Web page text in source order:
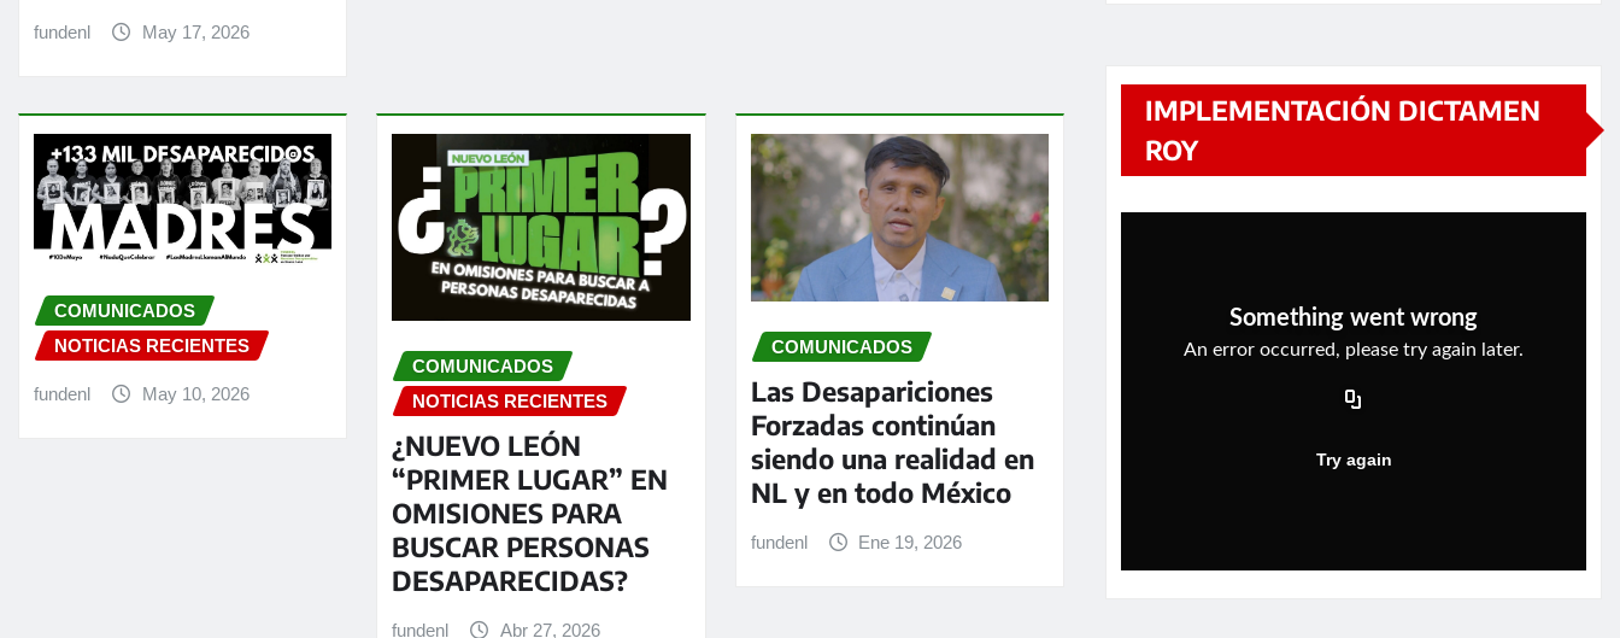
fundenl May 17, 2026
COMUNICADOS
NOTICIAS RECIENTES
fundenl May 10, 2026
COMUNICADOS
NOTICIAS RECIENTES
¿NUEVO LEÓN
“PRIMER LUGAR” EN
OMISIONES PARA
BUSCAR PERSONAS
DESAPARECIDAS?
fundenl Abr 27, 2026
COMUNICADOS
Las Desapariciones
Forzadas continúan
siendo una realidad en
NL y en todo México
fundenl Ene 19, 2026
IMPLEMENTACIÓN DICTAMEN
ROY